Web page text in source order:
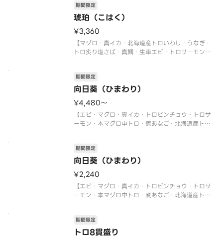
〈本マグロ中トロ使用〉
〈期間限定〉2026年9月30日（水）まで
琥珀（こはく）
期間限定
¥3,360
【マグロ・真イカ・北海道産トロいわし・うなぎ・
トロ炙り塩さば・真鯛・生車エビ・トロサーモン・
〈本マグロ中トロ使用〉
〈期間限定〉2026年9月30日（水）まで
向日葵（ひまわり）
期間限定
¥4,480〜
【エビ・マグロ・真イカ・トロビンチョウ・トロサ
ーモン・本マグロ中トロ・煮あなご・北海道産トロ
〈期間限定〉2026年9月30日（水）まで
※数量限定につき、売り切れの際はご容赦くださ
※写真
向日葵（ひまわり）
期間限定
¥2,240
【エビ・マグロ・真イカ・トロビンチョウ・トロサ
ーモン・本マグロ中トロ・煮あなご・北海道産トロ
〈期間限定〉2026年9月30日（水）まで
※数量限定につき、売り切れの際はご容赦くださ
トロ8貫盛り
期間限定